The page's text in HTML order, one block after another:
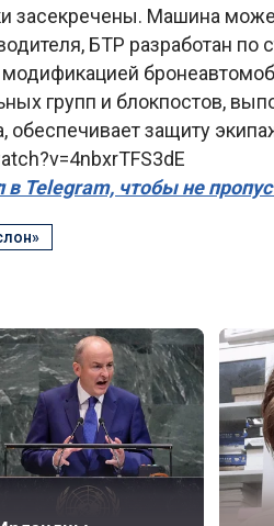
засекречены. Машина
БТР разработан по
модификацией
групп и блокпостов,
обеспечивает защиту
Telegram, чтобы не